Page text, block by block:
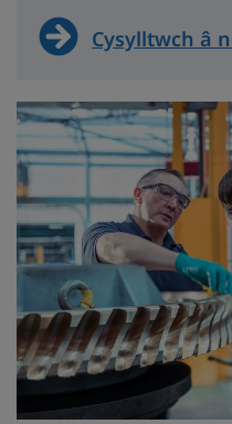
Cysylltwch â